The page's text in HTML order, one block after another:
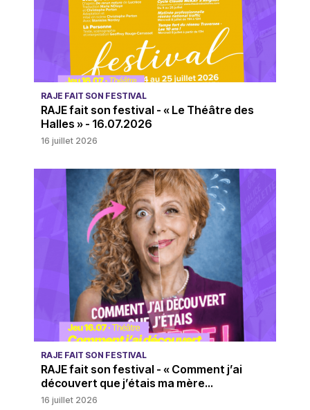
RAJE FAIT SON FESTIVAL
RAJE fait son festival - « Le Théâtre des
Halles » - 16.07.2026
16 juillet 2026
RAJE FAIT SON FESTIVAL
RAJE fait son festival - « Comment j’ai
découvert que j’étais ma mère...
16 juillet 2026